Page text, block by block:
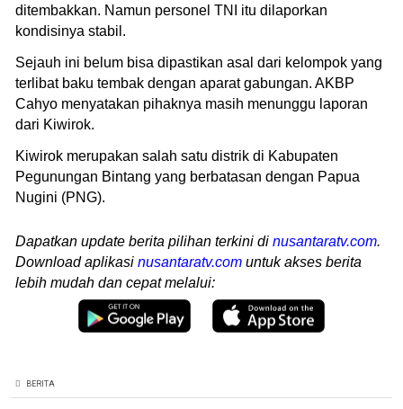
ditembakkan. Namun personel TNI itu dilaporkan
kondisinya stabil.
Sejauh ini belum bisa dipastikan asal dari kelompok yang
terlibat baku tembak dengan aparat gabungan. AKBP
Cahyo menyatakan pihaknya masih menunggu laporan
dari Kiwirok.
Kiwirok merupakan salah satu distrik di Kabupaten
Pegunungan Bintang yang berbatasan dengan Papua
Nugini (PNG).
Dapatkan update berita pilihan terkini di nusantaratv.com.
Download aplikasi nusantaratv.com untuk akses berita
lebih mudah dan cepat melalui:
BERITA